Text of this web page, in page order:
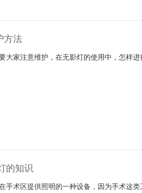
方法
大家注意维护，在无影灯的使用中，怎样
的知识
手术区提供照明的一种设备，因为手术这